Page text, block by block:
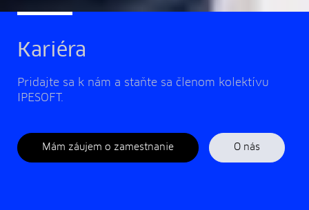
Kariéra
Pridajte sa k nám a staňte sa členom kolektívu
IPESOFT.
Mám záujem o zamestnanie O nás